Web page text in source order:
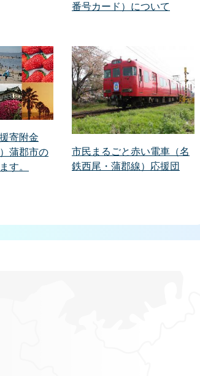
番号カード）について
寄附金
蒲郡市の
す。
市民まるごと赤い電車（名
鉄西尾・蒲郡線）応援団